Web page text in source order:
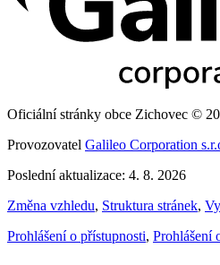
Oficiální stránky obce Zichovec ©
Provozovatel Galileo Corporation
Poslední aktualizace: 4. 8. 2026
Změna vzhledu, Struktura stránek,
Prohlášení o přístupnosti, Prohlášení